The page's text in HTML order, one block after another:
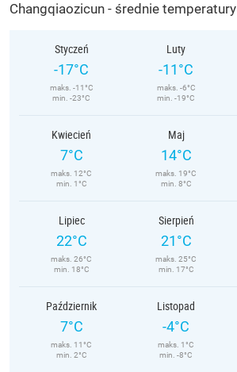
Changqiaozicun - średnie temperatury
Styczeń
-17°C
maks. -11°C
min. -23°C
Luty
-11°C
maks. -6°C
min. -19°C
Kwiecień
7°C
maks. 12°C
min. 1°C
Maj
14°C
maks. 19°C
min. 8°C
Lipiec
22°C
maks. 26°C
min. 18°C
Sierpień
21°C
maks. 25°C
min. 17°C
Październik
7°C
maks. 11°C
min. 2°C
Listopad
-4°C
maks. 1°C
min. -8°C